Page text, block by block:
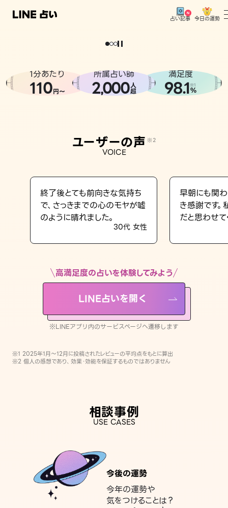
占い記事 今日の運勢
相談事例
LINE占いを開く
※LINEアプリ内のサービスページへ遷移します
どうせなら
。
1分あたり
110円〜
所属占い師
2,000人
超
満足度
98.1※1
%
ユーザーの声 ※2
VOICE
終了後とても前向きな気持ち
で、さっきまでの心のモヤが嘘
のように晴れました。
30代 女性
早朝にも関
き感謝です
だと思わせて
高満足度の占いを体験してみよう
LINE占いを開く
※LINEアプリ内のサービスページへ遷移します
※1 2025年1月〜12月に投稿されたレビューの平均点をもとに算出
※2 個人の感想であり、効果・効能を保証するものではありません
相談事例
USE CASES
今後の運勢
今年の運勢や
気をつけることは？